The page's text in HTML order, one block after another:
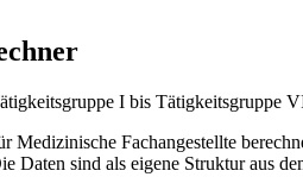
I bis Tätigkeitsgruppe
Medizinische Fachangestellte
Daten sind als eigene Struktur aus